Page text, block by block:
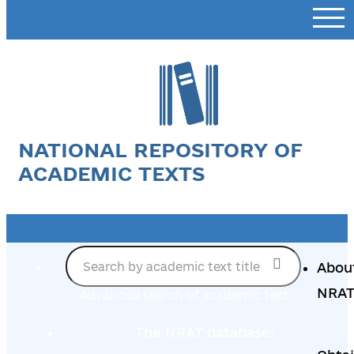
NATIONAL REPOSITORY OF
ACADEMIC TEXTS
NRAT